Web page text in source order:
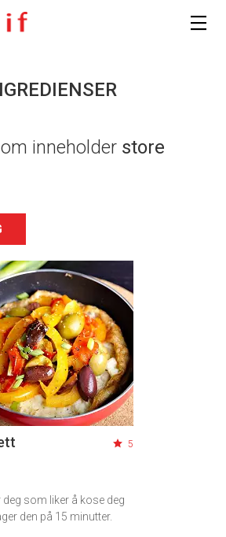
inneholder store
5
deg som liker å kose deg
den på 15 minutter.